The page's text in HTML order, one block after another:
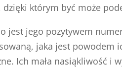
którym być może
jest jego pozytywem
jaka jest powodem
Ich mała nasiąkliwość i